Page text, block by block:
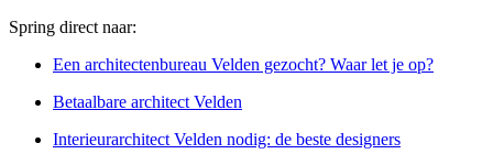
Spring direct naar:
Een architectenbureau Velden gezocht? Waar let je op?
Betaalbare architect Velden
Interieurarchitect Velden nodig: de beste designers